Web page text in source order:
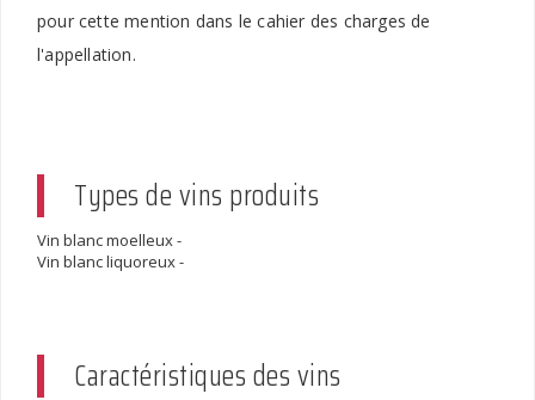
pour cette mention dans le cahier des charges de
l'appellation.
Types de vins produits
Vin blanc moelleux -
Vin blanc liquoreux -
Caractéristiques des vins